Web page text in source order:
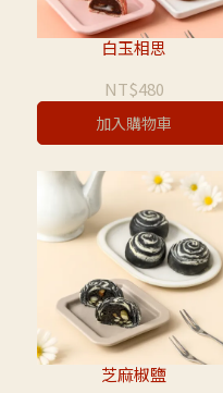
白玉相思
NT$480
加入購物車
芝麻椒鹽